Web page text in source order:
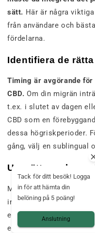
sätt. Här är några
från användare och
fördelarna.
Identifiera de
Timing är avgörande
CBD. Om din migrän
t.ex. i slutet av dagen
CBD som en
dessa högriskperioder.
gång, välj en sublingual
Upprätta en
Migrän kan påverkas av
införlivar CBD i en
eller kväll, vänjer du
effekter.Kombinera
Tack för ditt besök! Logga
in för att hämta din
belöning på 5 poäng!
Anslutning